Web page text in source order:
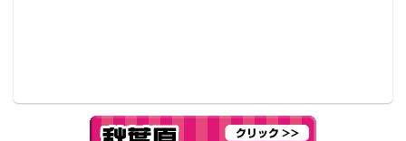
れて競い合うゲーム。庭師エマはサバイバー。庭師は